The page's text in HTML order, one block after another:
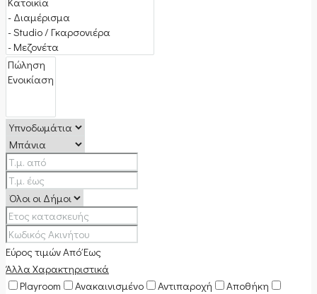
Εύρος τιμώνΑπόΈως
Άλλα Χαρακτηριστικά
Playroom
Ανακαινισμένο Αντιπαροχή
Αποθήκη